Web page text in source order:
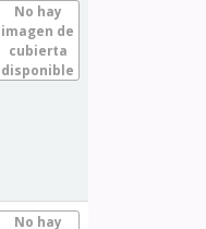
No hay
imagen de
cubierta
disponible
No hay